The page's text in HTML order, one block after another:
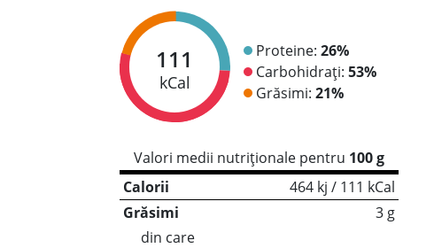
111
kCal
Proteine: 26%
Carbohidrați: 53%
Grăsimi: 21%
Valori medii nutriționale pentru 100 g
Calorii
464 kj / 111 kCal
Grăsimi
3 g
din care